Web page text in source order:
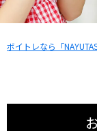
ボイトレなら「